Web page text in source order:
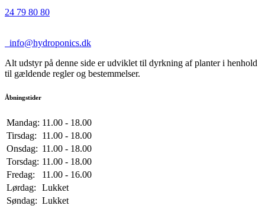
24 79 80 80
info@hydroponics.dk
Alt udstyr på denne side er udviklet til dyrkning af planter i henhold
til gældende regler og bestemmelser.
Åbningstider
Mandag: 11.00 - 18.00
Tirsdag:
11.00 - 18.00
Onsdag: 11.00 - 18.00
Torsdag: 11.00 - 18.00
Fredag:
11.00 - 16.00
Lørdag:
Lukket
Søndag: Lukket